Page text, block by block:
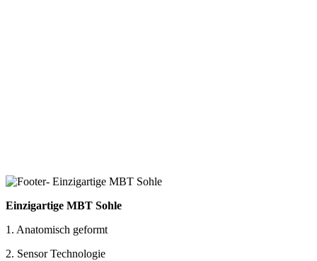
Einzigartige MBT Sohle
1. Anatomisch geformt
2. Sensor Technologie